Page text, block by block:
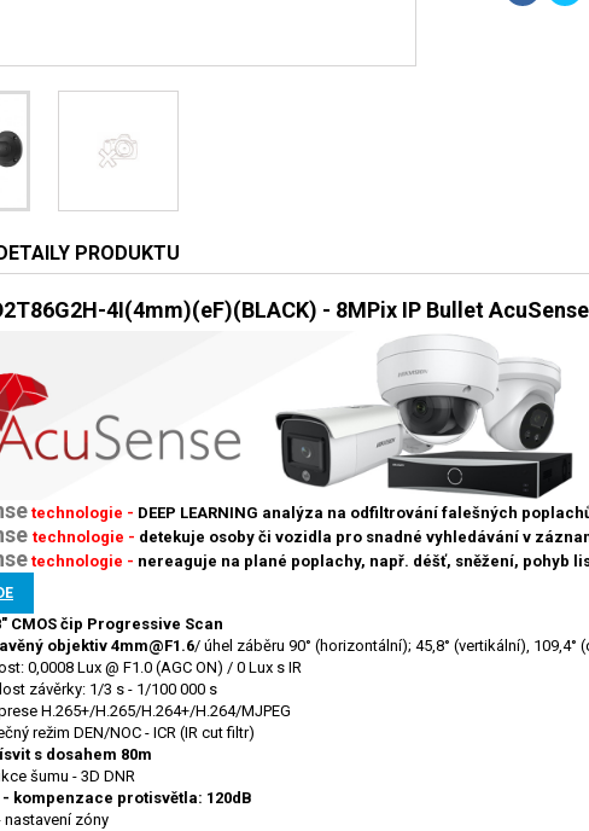
DETAILY PRODUKTU
4I(4mm)(eF)(BLACK) - 8MPix IP Bullet
technologie - DEEP LEARNING analýza na odfiltrování falešných
technologie - detekuje osoby či vozidla pro snadné vyhledávání v
technologie - nereaguje na plané poplachy, např. déšť, sněžení, pohyb
CMOS čip Progressive Scan
objektiv 4mm@F1.6/ úhel záběru 90° (horizontální); 45,8° (vertikální), 109,4°
0,0008 Lux @ F1.0 (AGC ON) / 0 Lux s IR
závěrky: 1/3 s - 1/100 000 s
H.265+/H.265/H.264+/H.264/MJPEG
režim DEN/NOC - ICR (IR cut filtr)
s dosahem 80m
šumu - 3D DNR
- kompenzace protisvětla: 120dB
nastavení zóny